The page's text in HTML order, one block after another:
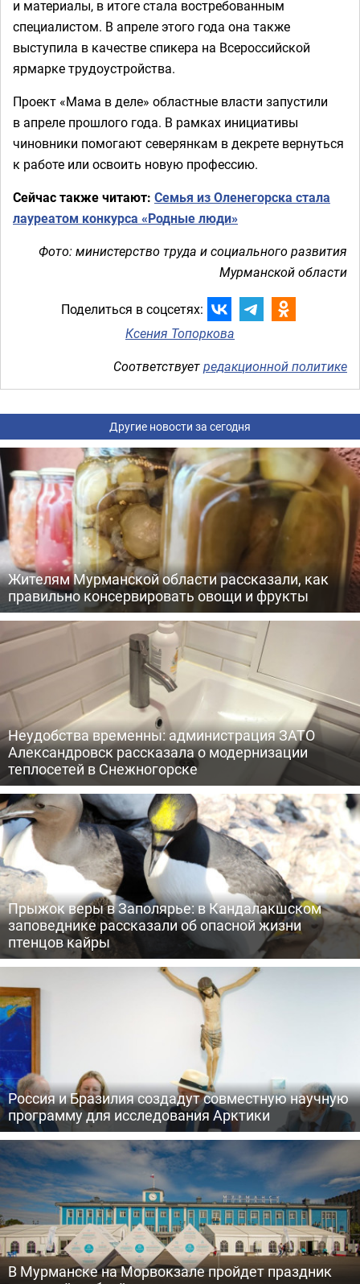
и материалы, в итоге стала востребованным
специалистом. В апреле этого года она также
выступила в качестве спикера на Всероссийской
ярмарке трудоустройства.
Проект «Мама в деле» областные власти запустили
в апреле прошлого года. В рамках инициативы
чиновники помогают северянкам в декрете вернуться
к работе или освоить новую профессию.
Сейчас также читают: Семья из Оленегорска стала
лауреатом конкурса «Родные люди»
Фото: министерство труда и социального развития
Мурманской области
Поделиться в соцсетях:
Ксения Топоркова
Соответствуетредакционной политике
Другие новости за сегодня
Жителям Мурманской области рассказали, как
правильно консервировать овощи и фрукты
Неудобства временны: администрация ЗАТО
Александровск рассказала о модернизации
теплосетей в Снежногорске
Прыжок веры в Заполярье: в Кандалакшском
заповеднике рассказали об опасной жизни
птенцов кайры
Россия и Бразилия создадут совместную научную
программу для исследования Арктики
В Мурманске на Морвокзале пройдет праздник